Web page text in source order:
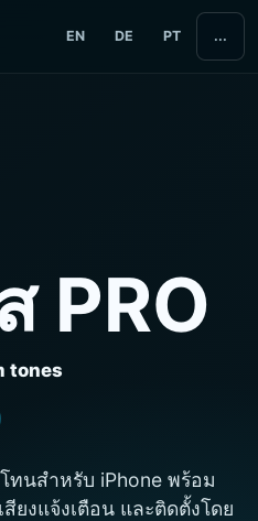
EN DE PT ...
PRO
tones
ทนสำหรับ iPhone พร้อม
ยงแจ้งเตือน และติดตั้งโดย